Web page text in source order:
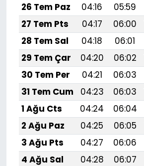
26 Tem Paz
04:16 05:59
27 Tem Pts
04:17 06:00
28 Tem Sal
04:18 06:01
29 Tem Çar
04:20 06:02
30 Tem Per
04:21 06:03
31 Tem Cum
04:23 06:03
1 Ağu Cts
04:24 06:04
2 Ağu Paz
04:25 06:05
3 Ağu Pts
04:27 06:06
4 Ağu Sal
04:28 06:07